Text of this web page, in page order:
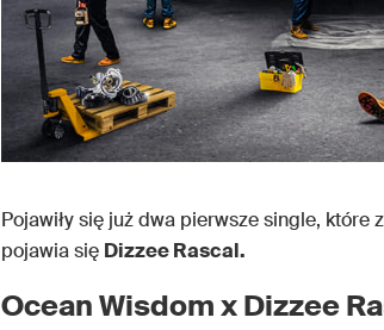
Pojawiły się już dwa pierwsze single, które
pojawia się Dizzee Rascal.
Ocean Wisdom x Dizzee